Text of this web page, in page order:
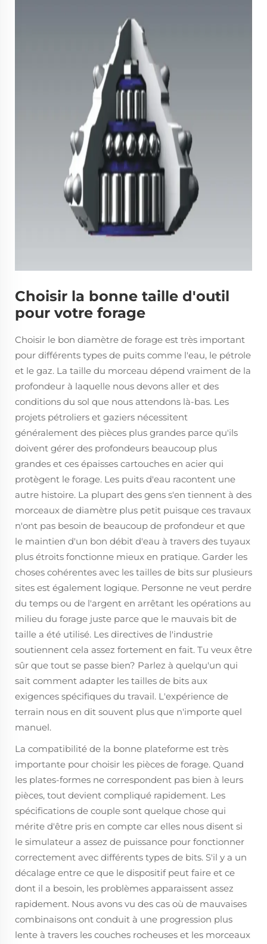
Choisir la bonne taille d'outil
pour votre forage
Choisir le bon diamètre de forage est très important
pour différents types de puits comme l'eau, le pétrole
et le gaz. La taille du morceau dépend vraiment de la
profondeur à laquelle nous devons aller et des
conditions du sol que nous attendons là-bas. Les
projets pétroliers et gaziers nécessitent
généralement des pièces plus grandes parce qu'ils
doivent gérer des profondeurs beaucoup plus
grandes et ces épaisses cartouches en acier qui
protègent le forage. Les puits d'eau racontent une
autre histoire. La plupart des gens s'en tiennent à des
morceaux de diamètre plus petit puisque ces travaux
n'ont pas besoin de beaucoup de profondeur et que
le maintien d'un bon débit d'eau à travers des tuyaux
plus étroits fonctionne mieux en pratique. Garder les
choses cohérentes avec les tailles de bits sur plusieurs
sites est également logique. Personne ne veut perdre
du temps ou de l'argent en arrêtant les opérations au
milieu du forage juste parce que le mauvais bit de
taille a été utilisé. Les directives de l'industrie
soutiennent cela assez fortement en fait. Tu veux être
sûr que tout se passe bien? Parlez à quelqu'un qui
sait comment adapter les tailles de bits aux
exigences spécifiques du travail. L'expérience de
terrain nous en dit souvent plus que n'importe quel
manuel.
La compatibilité de la bonne plateforme est très
importante pour choisir les pièces de forage. Quand
les plates-formes ne correspondent pas bien à leurs
pièces, tout devient compliqué rapidement. Les
spécifications de couple sont quelque chose qui
mérite d'être pris en compte car elles nous disent si
le simulateur a assez de puissance pour fonctionner
correctement avec différents types de bits. S'il y a un
décalage entre ce que le dispositif peut faire et ce
dont il a besoin, les problèmes apparaissent assez
rapidement. Nous avons vu des cas où de mauvaises
combinaisons ont conduit à une progression plus
lente à travers les couches rocheuses et les morceaux